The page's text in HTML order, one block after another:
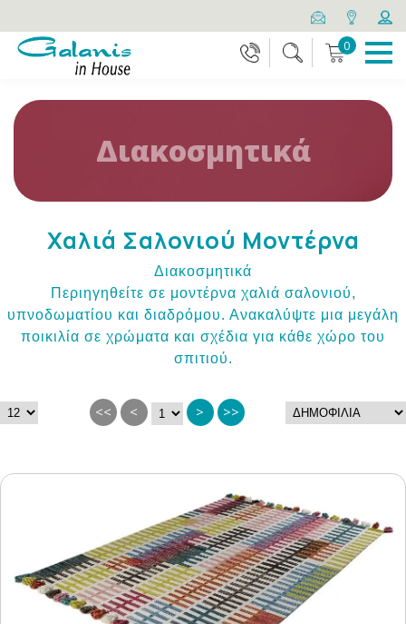
0
Διακοσμητικά
Χαλιά Σαλονιού Μοντέρνα
Διακοσμητικά
Περιηγηθείτε σε μοντέρνα χαλιά σαλονιού,
υπνοδωματίου και διαδρόμου. Ανακαλύψτε μια μεγάλη
ποικιλία σε χρώματα και σχέδια για κάθε χώρο του
σπιτιού.
<< < > >>